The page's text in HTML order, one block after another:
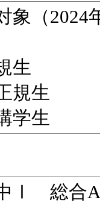
象（2024
生
規生
学生
Ⅰ 総合A